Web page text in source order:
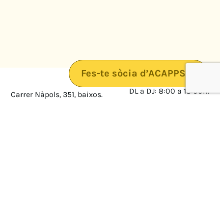
Fes-te sòcia d’ACAPPS
Carrer Nàpols, 351, baixos.
08025 · Barcelona
DL a DJ: 8:00 a 18:00h.